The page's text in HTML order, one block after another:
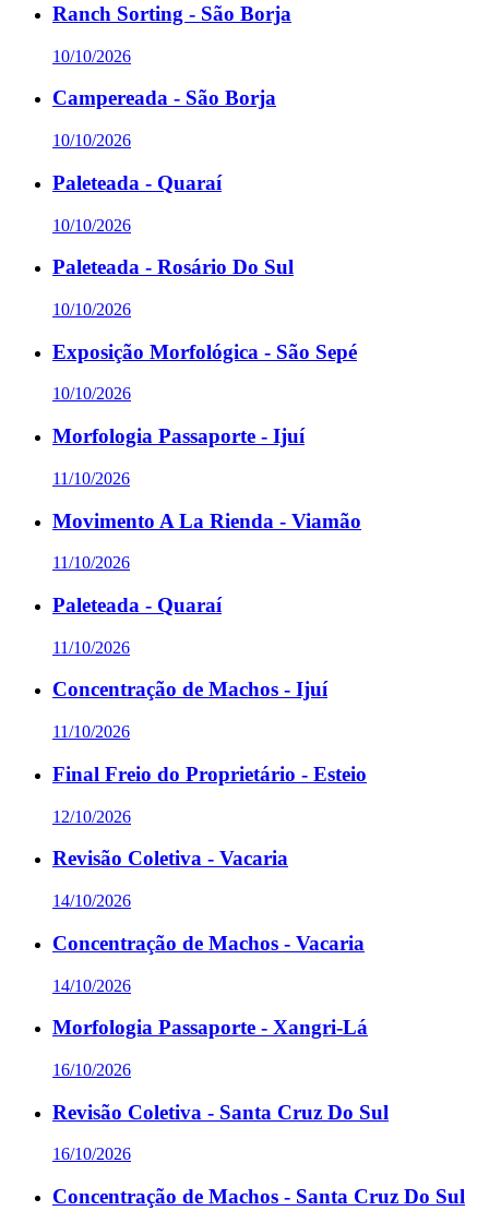
Ranch Sorting - São Borja
10/10/2026
Campereada - São Borja
10/10/2026
Paleteada - Quaraí
10/10/2026
Paleteada - Rosário Do Sul
10/10/2026
Exposição Morfológica - São Sepé
10/10/2026
Morfologia Passaporte - Ijuí
11/10/2026
Movimento A La Rienda - Viamão
11/10/2026
Paleteada - Quaraí
11/10/2026
Concentração de Machos - Ijuí
11/10/2026
Final Freio do Proprietário - Esteio
12/10/2026
Revisão Coletiva - Vacaria
14/10/2026
Concentração de Machos - Vacaria
14/10/2026
Morfologia Passaporte - Xangri-Lá
16/10/2026
Revisão Coletiva - Santa Cruz Do Sul
16/10/2026
Concentração de Machos - Santa Cruz Do Sul